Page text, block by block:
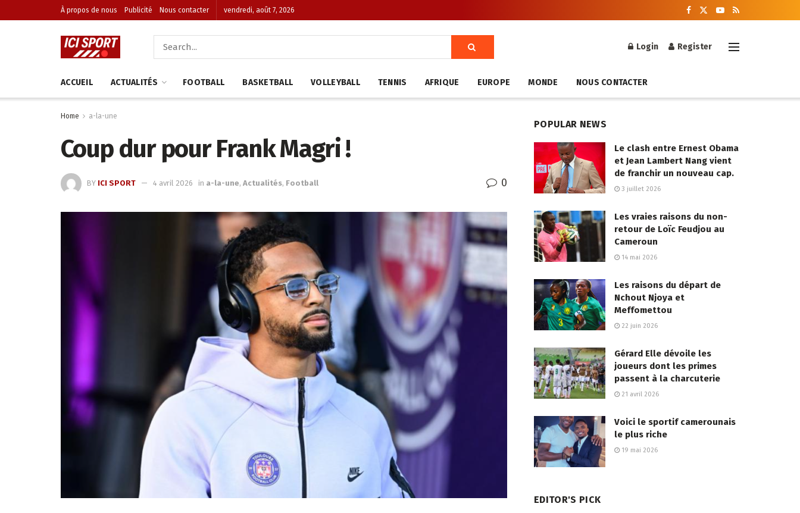
À propos de nous Publicité Nous contacter vendredi, août 7, 2026
Login Register
ACCUEIL ACTUALITÉS FOOTBALL BASKETBALL VOLLEYBALL TENNIS AFRIQUE EUROPE MONDE NOUS CONTACTER
Home a-la-une
Coup dur pour Frank Magri !
BY ICI SPORT 4 avril 2026 in a-la-une, Actualités, Football 0
POPULAR NEWS
Le clash entre Ernest Obama
et Jean Lambert Nang vient
de franchir un nouveau cap.
3 juillet 2026
Les vraies raisons du non-
retour de Loïc Feudjou au
Cameroun
14 mai 2026
Les raisons du départ de
Nchout Njoya et
Meffomettou
22 juin 2026
Gérard Elle dévoile les
joueurs dont les primes
passent à la charcuterie
21 avril 2026
Voici le sportif camerounais
le plus riche
19 mai 2026
EDITOR'S PICK